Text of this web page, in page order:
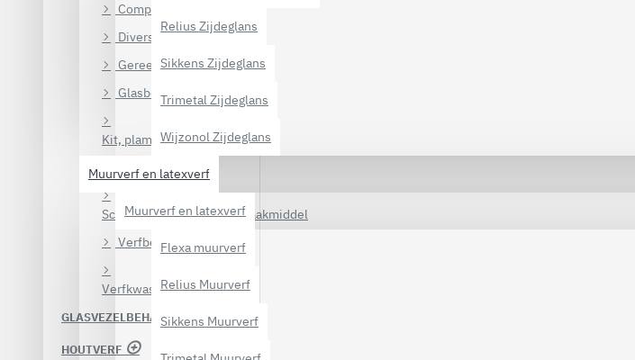
Relius Zijdeglans
Sikkens Zijdeglans
Trimetal Zijdeglans
Wijzonol Zijdeglans
Muurverf en latexverf
Muurverf en latexverf
Flexa muurverf
Relius Muurverf
Sikkens Muurverf
Complete verfset
Diversen
Gereedschappen
Glasbenodigdheden
Kit, plamuur en vulmiddel
Schuurmachines
Schuurpapier en schoonmaakmiddel
Verfbenodigdheden
Verfkwasten en verfrollers
GLASVEZELBEHANG
HOUTVERF